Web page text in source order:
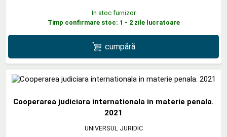
In stoc furnizor
Timp confirmare stoc: 1 - 2 zile lucratoare
cumpără
Cooperarea judiciara internationala in materie penala.
2021
UNIVERSUL JURIDIC